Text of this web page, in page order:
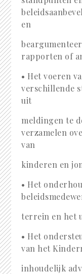
en
rapporten of
• Het voeren
verschillende
uit
meldingen te
verzamelen
van
kinderen en
• Het
terrein en het
• Het
van het
inhoudelijk